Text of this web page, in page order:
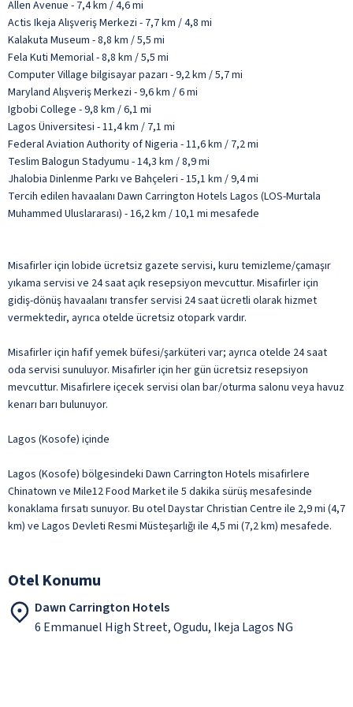
Allen Avenue - 7,4 km / 4,6 mi
Actis Ikeja Alışveriş Merkezi - 7,7 km / 4,8 mi
Kalakuta Museum - 8,8 km / 5,5 mi
Fela Kuti Memorial - 8,8 km / 5,5 mi
Computer Village bilgisayar pazarı - 9,2 km / 5,7 mi
Maryland Alışveriş Merkezi - 9,6 km / 6 mi
Igbobi College - 9,8 km / 6,1 mi
Lagos Üniversitesi - 11,4 km / 7,1 mi
Federal Aviation Authority of Nigeria - 11,6 km / 7,2 mi
Teslim Balogun Stadyumu - 14,3 km / 8,9 mi
Jhalobia Dinlenme Parkı ve Bahçeleri - 15,1 km / 9,4 mi
Tercih edilen havaalanı Dawn Carrington Hotels Lagos (LOS-Murtala
Muhammed Uluslararası) - 16,2 km / 10,1 mi mesafede
Misafirler için lobide ücretsiz gazete servisi, kuru temizleme/çamaşır
yıkama servisi ve 24 saat açık resepsiyon mevcuttur. Misafirler için
gidiş-dönüş havaalanı transfer servisi 24 saat ücretli olarak hizmet
vermektedir, ayrıca otelde ücretsiz otopark vardır.
Misafirler için hafif yemek büfesi/şarküteri var; ayrıca otelde 24 saat
oda servisi sunuluyor. Misafirler için her gün ücretsiz resepsiyon
mevcuttur. Misafirlere içecek servisi olan bar/oturma salonu veya havuz
kenarı barı bulunuyor.
Lagos (Kosofe) içinde
Lagos (Kosofe) bölgesindeki Dawn Carrington Hotels misafirlere
Chinatown ve Mile12 Food Market ile 5 dakika sürüş mesafesinde
konaklama fırsatı sunuyor. Bu otel Daystar Christian Centre ile 2,9 mi (4,7
km) ve Lagos Devleti Resmi Müsteşarlığı ile 4,5 mi (7,2 km) mesafede.
Otel Konumu
Dawn Carrington Hotels
6 Emmanuel High Street, Ogudu, Ikeja Lagos NG